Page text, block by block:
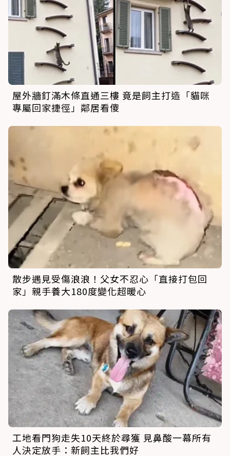
屋外牆釘滿木條直通三樓 竟是飼主打造「貓咪
專屬回家捷徑」鄰居看傻
散步遇見受傷浪浪！父女不忍心「直接打包回
家」親手養大180度變化超暖心
工地看門狗走失10天終於尋獲 見鼻酸一幕所有
人決定放手：新飼主比我們好